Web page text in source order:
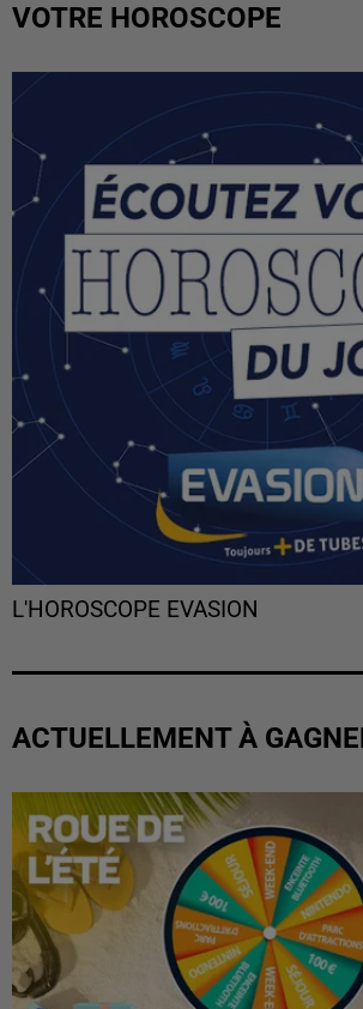
VOTRE HOROSCOPE
L'HOROSCOPE EVASION
ACTUELLEMENT À